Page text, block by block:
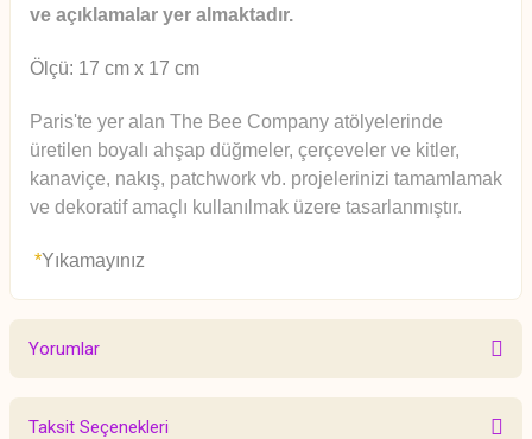
ve açıklamalar yer almaktadır.
Ölçü: 17 cm x 17 cm
Paris'te yer alan The Bee Company atölyelerinde
üretilen boyalı ahşap düğmeler, çerçeveler ve kitler,
kanaviçe, nakış, patchwork vb. projelerinizi tamamlamak
ve dekoratif amaçlı kullanılmak üzere tasarlanmıştır.
*Yıkamayınız
Yorumlar
Taksit Seçenekleri